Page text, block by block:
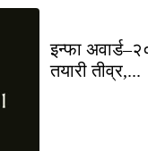
इन्फा
तयारी तीव्र,...